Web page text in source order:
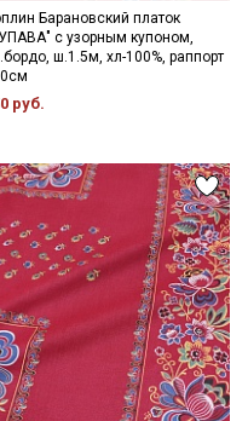
Барановский платок
с узорным купоном,
ш.1.5м, хл-100%, раппорт
руб.